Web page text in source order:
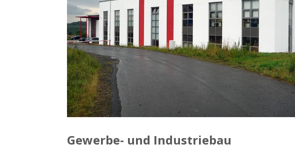
Gewerbe- und Industriebau